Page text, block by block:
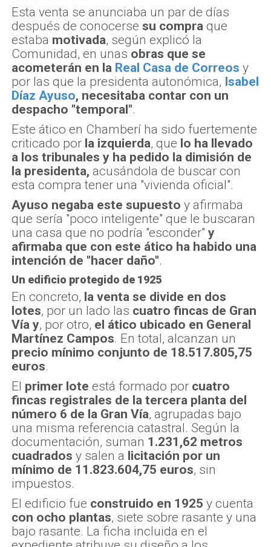
Esta venta se anunciaba un par de días
después de conocerse su compra que
estaba motivada, según explicó la
Comunidad, en unas obras que se
acometerán en la Real Casa de Correos y
por las que la presidenta autonómica, Isabel
Díaz Ayuso, necesitaba contar con un
despacho "temporal".
Este ático en Chamberí ha sido fuertemente
criticado por la izquierda, que lo ha llevado
a los tribunales y ha pedido la dimisión de
la presidenta, acusándola de buscar con
esta compra tener una "vivienda oficial".
Ayuso negaba este supuesto y afirmaba
que sería "poco inteligente" que le buscaran
una casa que no podría "esconder" y
afirmaba que con este ático ha habido una
intención de "hacer daño".
Un edificio protegido de 1925
En concreto, la venta se divide en dos
lotes, por un lado las cuatro fincas de Gran
Vía y, por otro, el ático ubicado en General
Martínez Campos. En total, alcanzan un
precio mínimo conjunto de 18.517.805,75
euros.
El primer lote está formado por cuatro
fincas registrales de la tercera planta del
número 6 de la Gran Vía, agrupadas bajo
una misma referencia catastral. Según la
documentación, suman 1.231,62 metros
cuadrados y salen a licitación por un
mínimo de 11.823.604,75 euros, sin
impuestos.
El edificio fue construido en 1925 y cuenta
con ocho plantas, siete sobre rasante y una
bajo rasante. La ficha incluida en el